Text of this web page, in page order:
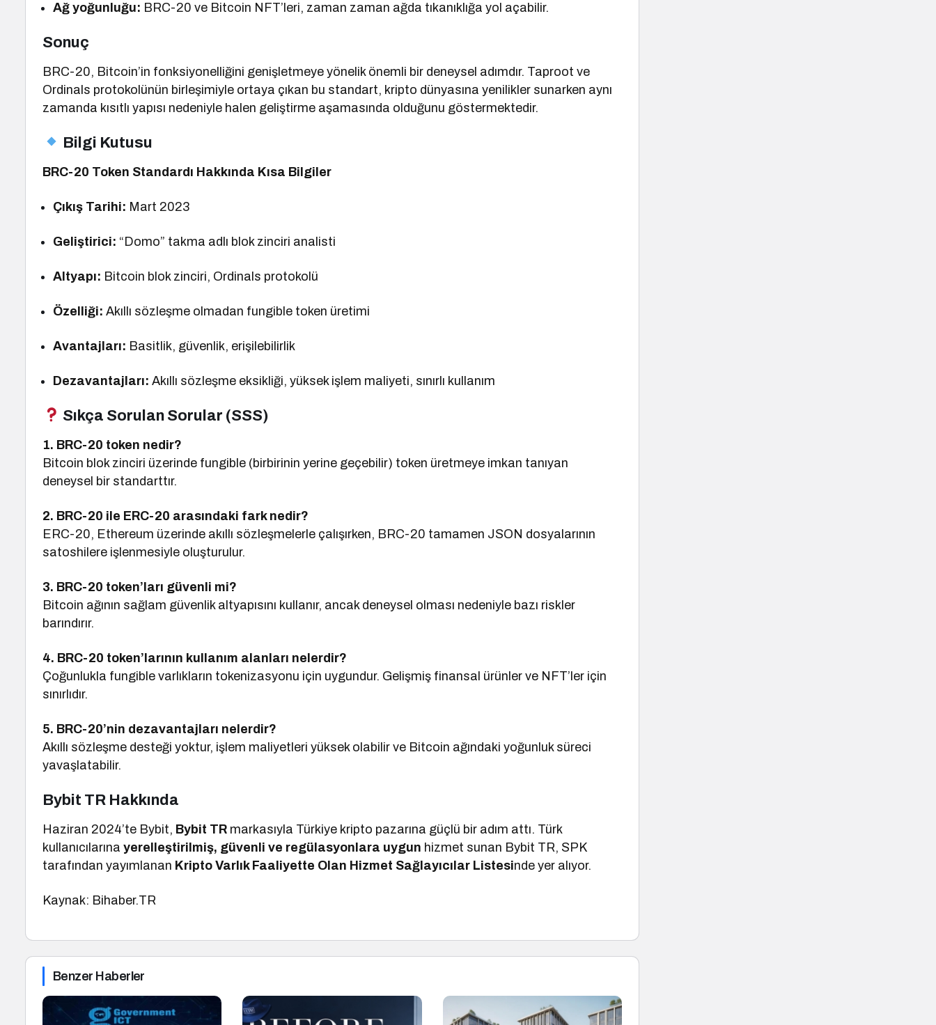
Ağ yoğunluğu: BRC-20 ve Bitcoin NFT’leri, zaman zaman ağda tıkanıklığa yol açabilir.
Sonuç
BRC-20, Bitcoin’in fonksiyonelliğini genişletmeye yönelik önemli bir deneysel adımdır. Taproot ve
Ordinals protokolünün birleşimiyle ortaya çıkan bu standart, kripto dünyasına yenilikler sunarken aynı
zamanda kısıtlı yapısı nedeniyle halen geliştirme aşamasında olduğunu göstermektedir.
Bilgi Kutusu
BRC-20 Token Standardı Hakkında Kısa Bilgiler
Çıkış Tarihi: Mart 2023
Geliştirici: “Domo” takma adlı blok zinciri analisti
Altyapı: Bitcoin blok zinciri, Ordinals protokolü
Özelliği: Akıllı sözleşme olmadan fungible token üretimi
Avantajları: Basitlik, güvenlik, erişilebilirlik
Dezavantajları: Akıllı sözleşme eksikliği, yüksek işlem maliyeti, sınırlı kullanım
Sıkça Sorulan Sorular (SSS)
1. BRC-20 token nedir?
Bitcoin blok zinciri üzerinde fungible (birbirinin yerine geçebilir) token üretmeye imkan tanıyan
deneysel bir standarttır.
2. BRC-20 ile ERC-20 arasındaki fark nedir?
ERC-20, Ethereum üzerinde akıllı sözleşmelerle çalışırken, BRC-20 tamamen JSON dosyalarının
satoshilere işlenmesiyle oluşturulur.
3. BRC-20 token’ları güvenli mi?
Bitcoin ağının sağlam güvenlik altyapısını kullanır, ancak deneysel olması nedeniyle bazı riskler
barındırır.
4. BRC-20 token’larının kullanım alanları nelerdir?
Çoğunlukla fungible varlıkların tokenizasyonu için uygundur. Gelişmiş finansal ürünler ve NFT’ler için
sınırlıdır.
5. BRC-20’nin dezavantajları nelerdir?
Akıllı sözleşme desteği yoktur, işlem maliyetleri yüksek olabilir ve Bitcoin ağındaki yoğunluk süreci
yavaşlatabilir.
Bybit TR Hakkında
Haziran 2024’te Bybit, Bybit TR markasıyla Türkiye kripto pazarına güçlü bir adım attı. Türk
kullanıcılarınayerelleştirilmiş, güvenli ve regülasyonlara uygun hizmet sunan Bybit TR, SPK
tarafından yayımlanan Kripto Varlık Faaliyette Olan Hizmet Sağlayıcılar Listesinde yer alıyor.
Kaynak: Bihaber.TR
Benzer Haberler